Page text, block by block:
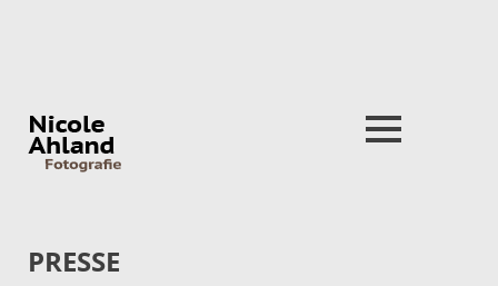
PRESSE